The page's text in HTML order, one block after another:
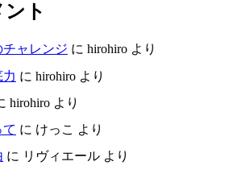
ト
ャレンジ に hirohiro より
に hirohiro より
hirohiro より
に けっこ より
に リヴィエール より